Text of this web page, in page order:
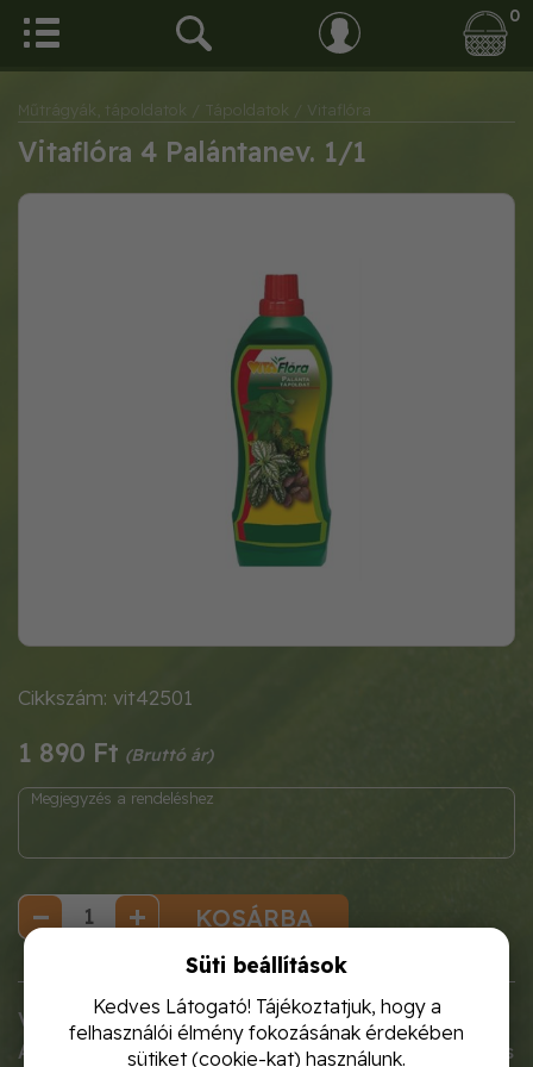
0
Műtrágyák, tápoldatok / Tápoldatok / Vitaflóra
Vitaflóra 4 Palántanev. 1/1
Cikkszám: vit42501
1 890 Ft
KOSÁRBA
Vitaflóra Palántanevelő tápoldat
A palánták erős, egyenletes fejlődéséhez szükséges
Süti beállítások
Kedves Látogató! Tájékoztatjuk, hogy a
felhasználói élmény fokozásának érdekében
sütiket (cookie-kat) használunk.